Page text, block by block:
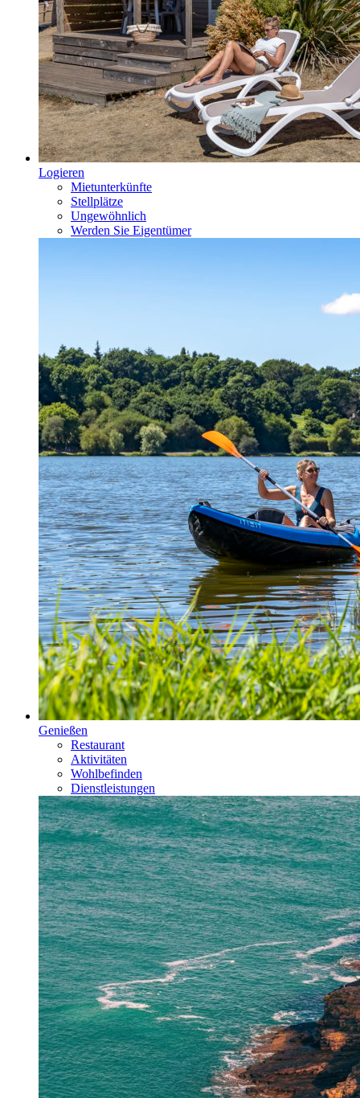
Logieren
Mietunterkünfte
Stellplätze
Ungewöhnlich
Werden Sie Eigentümer
Genießen
Restaurant
Aktivitäten
Wohlbefinden
Dienstleistungen